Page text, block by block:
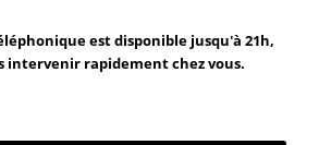
est disponible jusqu'à 21h,
intervenir rapidement chez vous.